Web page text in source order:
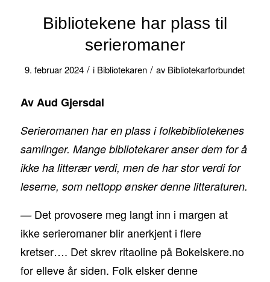
Bibliotekene har plass til
serieromaner
9. februar 2024 / i Bibliotekaren / av Bibliotekarforbundet
Av Aud Gjersdal
Serieromanen har en plass i folkebibliotekenes
samlinger. Mange bibliotekarer anser dem for å
ikke ha litterær verdi, men de har stor verdi for
leserne, som nettopp ønsker denne litteraturen.
—Det provosere meg langt inn i margen at
ikke serieromaner blir anerkjent i flere
kretser…. Det skrev ritaoline på Bokelskere.no
for elleve år siden. Folk elsker denne